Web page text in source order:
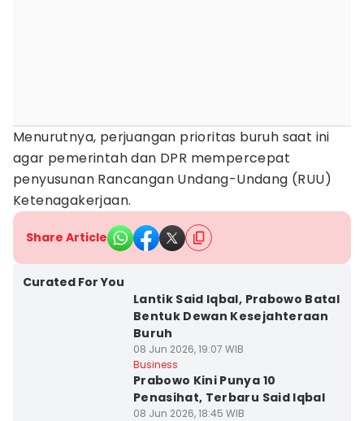
Menurutnya, perjuangan prioritas buruh saat ini
agar pemerintah dan DPR mempercepat
penyusunan Rancangan Undang-Undang (RUU)
Ketenagakerjaan.
Share Article
Curated For You
Lantik Said Iqbal, Prabowo Batal
Bentuk Dewan Kesejahteraan
Buruh
08 Jun 2026, 19:07 WIB
Business
Prabowo Kini Punya 10
Penasihat, Terbaru Said Iqbal
08 Jun 2026, 18:45 WIB